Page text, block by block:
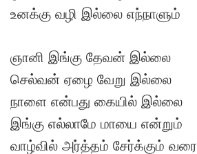
உனக்கு வழி இல்லை எந்நாளும்
ஞானி இங்கு தேவன் இல்லை
செல்வன் ஏழை வேறு இல்லை
நாளை என்பது கையில் இல்லை
இங்கு எல்லாமே மாயை என்றும்
வாழ்வில் அர்த்தம் சேர்க்கும் வரை